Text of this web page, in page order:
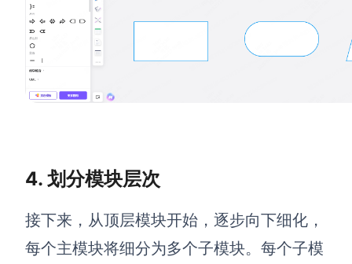
帮助中心
获取详细功能指南和技术支持
知识分享社区
4. 划分模块层次
接下来，从顶层模块开始，逐步向下细化，
每个主模块将细分为多个子模块。每个子模